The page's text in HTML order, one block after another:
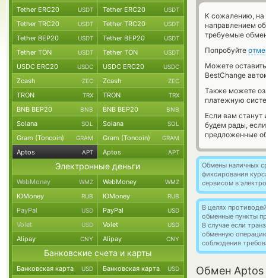
К сожалению, на
направлением
требуемые
Попробуйте
Можете
BestChange
Также можете
платежную
Если вам
будем рады,
предложенные
Обмены наличных
фиксирования
сервисом в
В целях
обменные пункты
В случае если
обменную
соблюдения
Обмен Aptos
Tether ERC20 USDT Tether ERC20 USDT
Tether TRC20 USDT Tether TRC20 USDT
Tether BEP20 USDT Tether BEP20 USDT
Tether TON USDT Tether TON USDT
USDC ERC20 USDC USDC ERC20 USDC
Zcash ZEC Zcash ZEC
TRON TRX TRON TRX
BNB BEP20 BNB BNB BEP20 BNB
Solana SOL Solana SOL
Gram (Toncoin) GRAM Gram (Toncoin) GRAM
Aptos APT Aptos APT
Электронные деньги
WebMoney WMZ WebMoney WMZ
ЮMoney RUB ЮMoney RUB
PayPal USD PayPal USD
Volet USD Volet USD
Alipay CNY Alipay CNY
Банковские счета и карты
Банковская карта USD Банковская карта USD